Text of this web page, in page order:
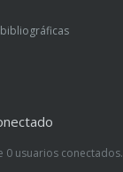
0 usuarios conectados.